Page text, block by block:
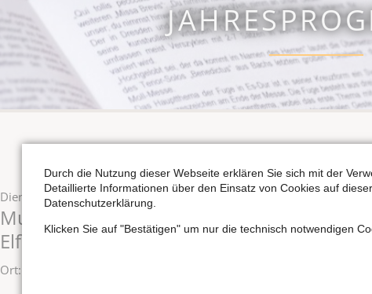
Dienstag,29.09.2026 , 11:30 Uhr
Musik für Kinder: Orgelmärchen „Die
Elfriede“
Ort: Stadtkirche St. Wenzel zu Naumburg
Durch die Nutzung dieser Webseite erklären Sie sich mit der
Detaillierte Informationen über den Einsatz von Cookies auf
Datenschutzerklärung.
Klicken Sie auf "Bestätigen" um nur die technisch notwendigen